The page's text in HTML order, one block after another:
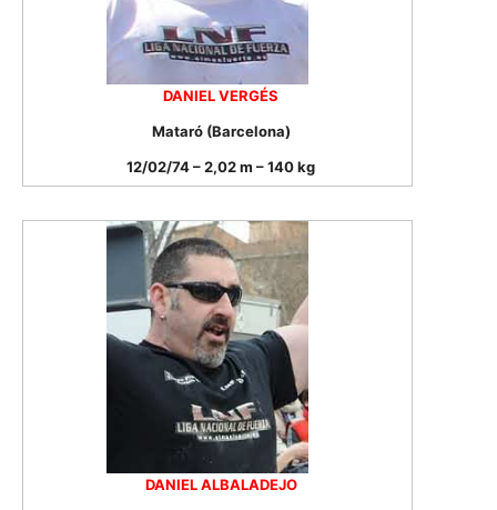
DANIEL VERGÉS
Mataró (Barcelona)
12/02/74 – 2,02 m – 140 kg
DANIEL ALBALADEJO